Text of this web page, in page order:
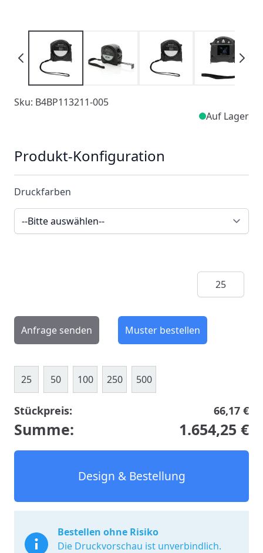
Sku: B4BP113211-005
Auf Lager
Produkt-Konfiguration
Druckfarben
Menge
Anfrage senden Muster bestellen
25 50 100 250 500
Stückpreis: 66,17 €
Summe: 1.654,25 €
Design & Bestellung
Bestellen ohne Risiko
Die Druckvorschau ist unverbindlich.